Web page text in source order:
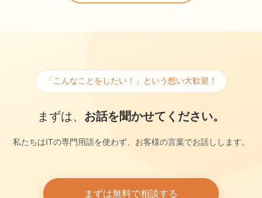
「こんなことをしたい！」という想い大歓迎！
まずは、 お話を聞かせてください。
私たちはITの専門用語を使わず、お客様の言葉でお話しします。
まずは無料で相談する